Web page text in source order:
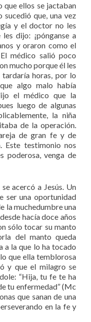
que ellos se jactaban
sucedió que, una vez
y el doctor no les
dijo: ¡pónganse a
y oraron como el
médico salió poco
mucho porque él les
horas, por lo
algo malo había
el médico que la
luego de algunas
la niña
de la operación.
de gran fe y de
Este testimonio nos
poderosa, venga de
acercó a Jesús. Un
ser una oportunidad
la muchedumbre una
hacía doce años
sólo tocar su manto
del manto queda
a la que lo ha tocado
que ella temblorosa
y que el milagro se
“Hija, tu fe te ha
tu enfermedad” (Mc
que sanan de una
en la fe y